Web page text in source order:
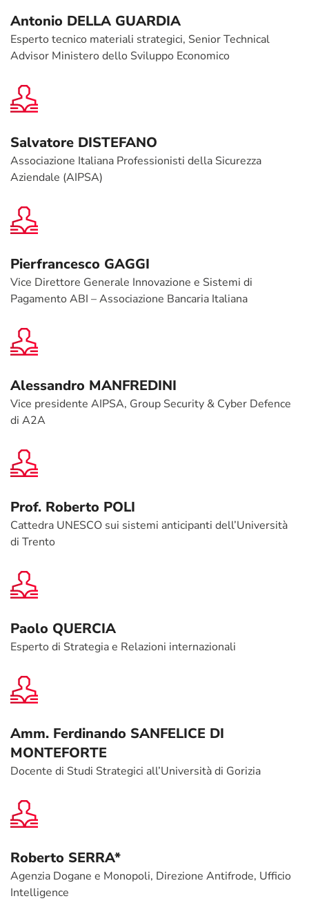
Antonio DELLA GUARDIA
Esperto tecnico materiali strategici, Senior Technical
Advisor Ministero dello Sviluppo Economico
Salvatore DISTEFANO
Associazione Italiana Professionisti della Sicurezza
Aziendale (AIPSA)
Pierfrancesco GAGGI
Vice Direttore Generale Innovazione e Sistemi di
Pagamento ABI – Associazione Bancaria Italiana
Alessandro MANFREDINI
Vice presidente AIPSA, Group Security & Cyber Defence
di A2A
Prof. Roberto POLI
Cattedra UNESCO sui sistemi anticipanti dell’Università
di Trento
Paolo QUERCIA
Esperto di Strategia e Relazioni internazionali
Amm. Ferdinando SANFELICE DI
MONTEFORTE
Docente di Studi Strategici all’Università di Gorizia
Roberto SERRA*
Agenzia Dogane e Monopoli, Direzione Antifrode, Ufficio
Intelligence